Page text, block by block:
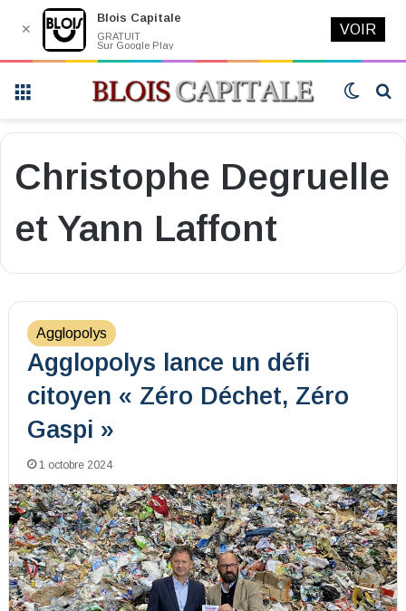
Switch
Christophe Degruelle
et Yann Laffont
Agglopolys
Agglopolys lance un défi
citoyen « Zéro Déchet, Zéro
Gaspi »
1 octobre 2024
✕
Blois Capitale
GRATUIT
Sur Google Play
VOIR